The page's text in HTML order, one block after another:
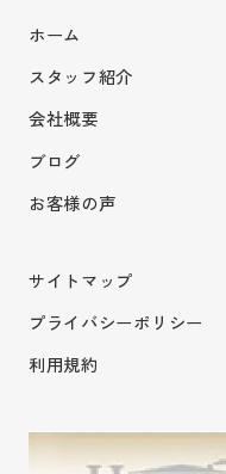
ホーム
スタッフ紹介
会社概要
ブログ
お客様の声
サイトマップ
プライバシーポリシー
利用規約